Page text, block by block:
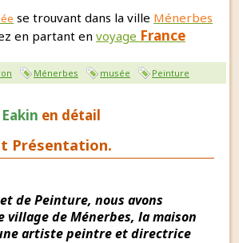
se trouvant dans la ville Ménerbes
en partant en voyage France
Ménerbes musée Peinture
en détail
Présentation.
de Peinture, nous avons
village de Ménerbes, la maison
artiste peintre et directrice